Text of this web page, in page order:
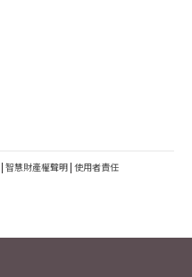
| 智慧財產權聲明 | 使用者責任